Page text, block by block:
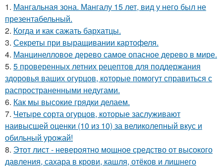
1. Мангальная зона. Мангалу 15 лет, вид у него был не
презентабельный.
2. Когда и как сажать бархатцы.
3. Секреты при выращивании картофеля.
4. Манцинелловое дерево самое опасное дерево в мире.
5. 5 проверенных летних рецептов для поддержания
здоровья ваших огурцов, которые помогут справиться с
распространенными недугами.
6. Как мы высокие грядки делаем.
7. Четыре сорта огурцов, которые заслуживают
наивысшей оценки (10 из 10) за великолепный вкус и
обильный урожай!
8. Этот лист - невероятно мощное средство от высокого
давления, сахара в крови, кашля, отёков и лишнего